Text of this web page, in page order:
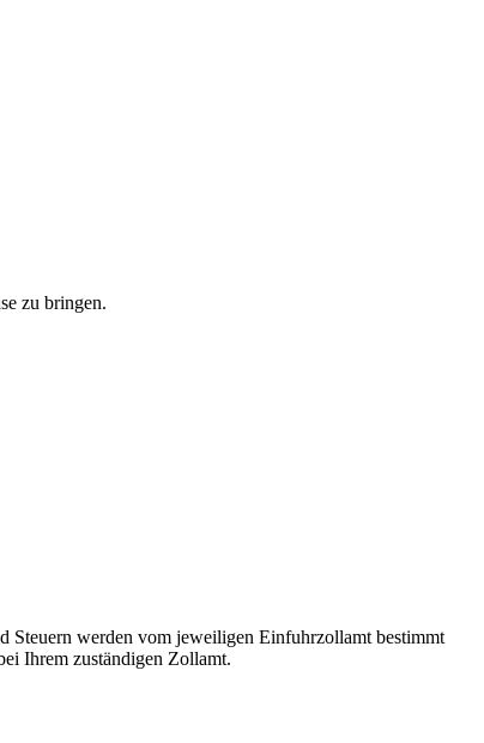
zu bringen.
Steuern werden vom jeweiligen Einfuhrzollamt bestimmt
Ihrem zuständigen Zollamt.